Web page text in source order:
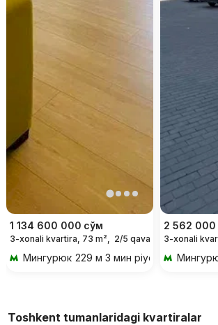
1 134 600 000 сўм
3-xonali kvartira, 73 m², 2/5 qavat
Мингурюк 229 м 3 мин piyoda
2 562
3-xonali
Toshkent tumanlaridagi kvartiralar